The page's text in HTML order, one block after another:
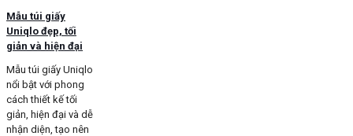
Mẫu túi giấy
Uniqlo đẹp, tối
giản và hiện đại
Mẫu túi giấy Uniqlo
nổi bật với phong
cách thiết kế tối
giản, hiện đại và dễ
nhận diện, tạo nên